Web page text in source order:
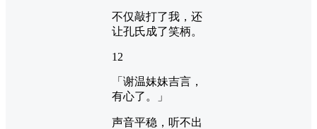
不仅敲打了我，还
让孔氏成了笑柄。
12
「谢温妹妹吉言，
有心了。」
声音平稳，听不出